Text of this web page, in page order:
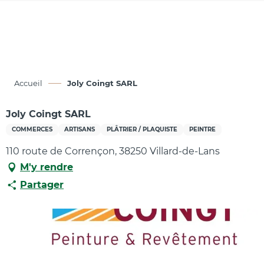
Accueil Joly Coingt SARL
Joly Coingt SARL
COMMERCES ARTISANS PLÂTRIER / PLAQUISTE PEINTRE
110 route de Corrençon, 38250 Villard-de-Lans
M'y rendre
Partager